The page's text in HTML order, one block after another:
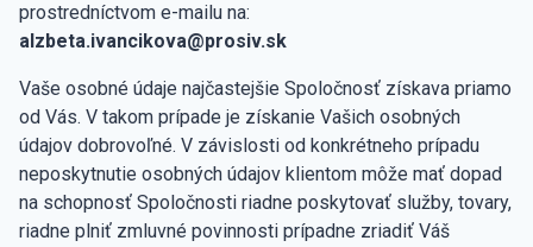
prostredníctvom e-mailu na:
alzbeta.ivancikova@prosiv.sk
Vaše osobné údaje najčastejšie Spoločnosť získava priamo
od Vás. V takom prípade je získanie Vašich osobných
údajov dobrovoľné. V závislosti od konkrétneho prípadu
neposkytnutie osobných údajov klientom môže mať dopad
na schopnosť Spoločnosti riadne poskytovať služby, tovary,
riadne plniť zmluvné povinnosti prípadne zriadiť Váš